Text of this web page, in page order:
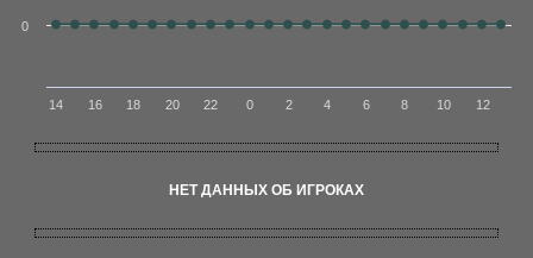
14 16 18 20 22 0 2 4 6 8 10 12
0
НЕТ ДАННЫХ ОБ ИГРОКАХ